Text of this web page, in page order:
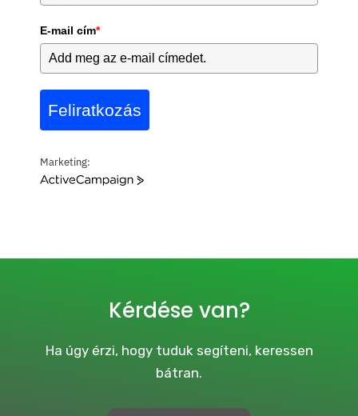
E-mail cím*
Feliratkozás
Marketing:
A
e
Kérdése van?
Ha úgy érzi, hogy tuduk segíteni, keressen
bátran.